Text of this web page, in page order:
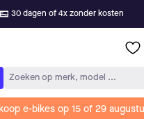
30 dagen of 4x zonder kosten
Zoeken op merk, model ...
e-bikes op 15 of 29